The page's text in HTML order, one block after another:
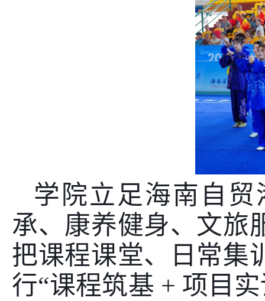
学院立足海南自
承、康养健身、文旅
把课程课堂、日常集
行“课程筑基 + 项目